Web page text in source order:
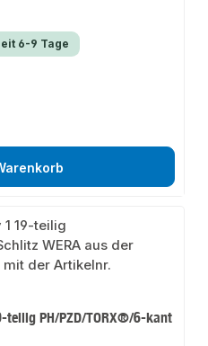
6-9 Tage
teilig PH/PZD/TORX®/6-kant